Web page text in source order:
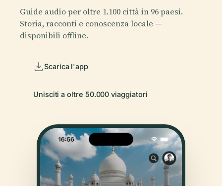
Guide audio per oltre 1.100 città in 96 paesi.
Storia, racconti e conoscenza locale —
disponibili offline.
Scarica l'app
Unisciti a oltre 50.000 viaggiatori